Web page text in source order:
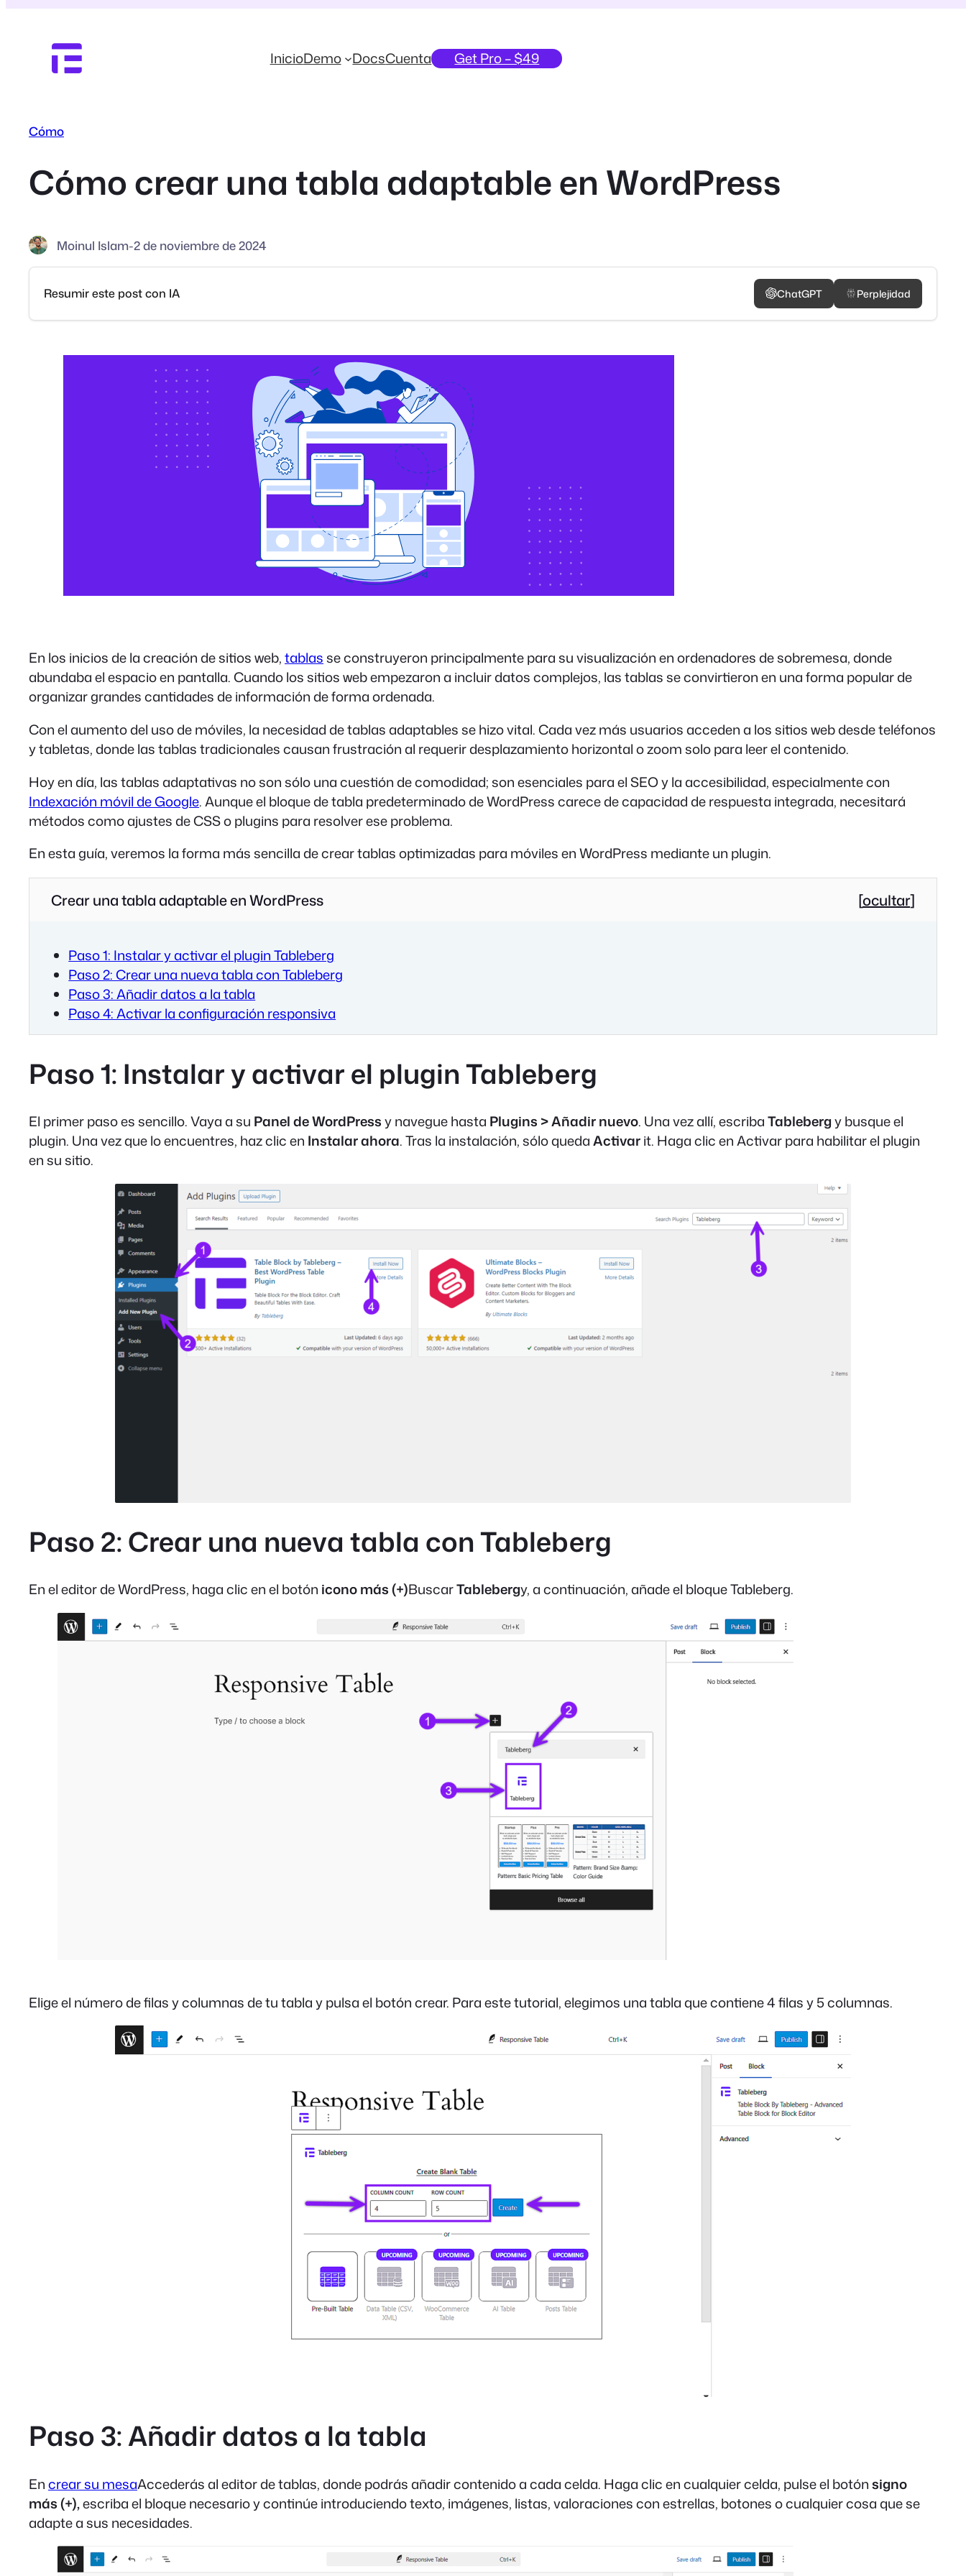
contenido
InicioDemo DocsCuenta Get Pro – $49
Cómo
Cómo crear una tabla adaptable en WordPress
Moinul Islam-2 de noviembre de 2024
Resumir este post con IA ChatGPT Perplejidad
En los inicios de la creación de sitios web,tablasse construyeron principalmente para su visualización en ordenadores de sobremesa, donde
abundaba el espacio en pantalla. Cuando los sitios web empezaron a incluir datos complejos, las tablas se convirtieron en una forma popular de
organizar grandes cantidades de información de forma ordenada.
Con el aumento del uso de móviles, la necesidad de tablas adaptables se hizo vital. Cada vez más usuarios acceden a los sitios web desde teléfonos
y tabletas, donde las tablas tradicionales causan frustración al requerir desplazamiento horizontal o zoom solo para leer el contenido.
Hoy en día, las tablas adaptativas no son sólo una cuestión de comodidad; son esenciales para el SEO y la accesibilidad, especialmente con
Indexación móvil de Google. Aunque el bloque de tabla predeterminado de WordPress carece de capacidad de respuesta integrada, necesitará
métodos como ajustes de CSS o plugins para resolver ese problema.
En esta guía, veremos la forma más sencilla de crear tablas optimizadas para móviles en WordPress mediante un plugin.
Crear una tabla adaptable en WordPress [ocultar]
Paso 1: Instalar y activar el plugin Tableberg
Paso 2: Crear una nueva tabla con Tableberg
Paso 3: Añadir datos a la tabla
Paso 4: Activar la configuración responsiva
Paso 1: Instalar y activar el plugin Tableberg
El primer paso es sencillo. Vaya a su Panel de WordPressy navegue hasta Plugins > Añadir nuevo. Una vez allí, escribaTablebergy busque el
plugin. Una vez que lo encuentres, haz clic en Instalar ahora. Tras la instalación, sólo quedaActivarit. Haga clic en Activar para habilitar el plugin
en su sitio.
Paso 2: Crear una nueva tabla con Tableberg
En el editor de WordPress, haga clic en el botón icono más (+)BuscarTablebergy, a continuación, añade el bloque Tableberg.
Elige el número de filas y columnas de tu tabla y pulsa el botón crear. Para este tutorial, elegimos una tabla que contiene 4 filas y 5 columnas.
Paso 3: Añadir datos a la tabla
Encrear su mesaAccederás al editor de tablas, donde podrás añadir contenido a cada celda. Haga clic en cualquier celda, pulse el botónsigno
más (+),escriba el bloque necesario y continúe introduciendo texto, imágenes, listas, valoraciones con estrellas, botones o cualquier cosa que se
adapte a sus necesidades.